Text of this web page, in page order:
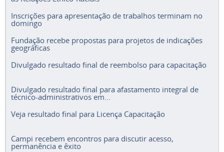
Inscrições para apresentação de trabalhos terminam no
domingo
Fundação recebe propostas para projetos de indicações
geográficas
Divulgado resultado final de reembolso para capacitação
Divulgado resultado final para afastamento integral de
técnico-administrativos em...
Veja resultado final para Licença Capacitação
Campi recebem encontros para discutir acesso,
permanência e êxito